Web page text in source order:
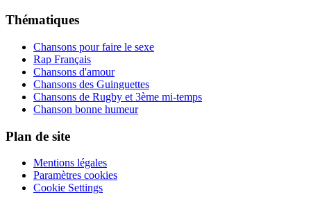
Thématiques
Chansons pour faire le sexe
Rap Français
Chansons d'amour
Chansons des Guinguettes
Chansons de Rugby et 3ème mi-temps
Chanson bonne humeur
Plan de site
Mentions légales
Paramètres cookies
Cookie Settings